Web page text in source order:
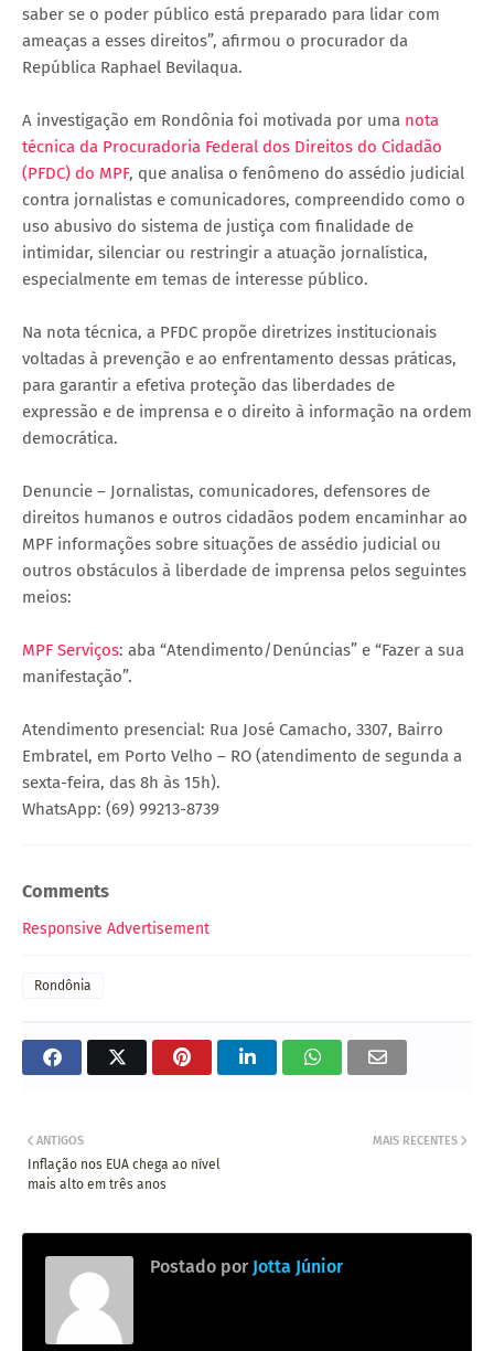
saber se o poder público está preparado para lidar com
ameaças a esses direitos”, afirmou o procurador da
República Raphael Bevilaqua.
A investigação em Rondônia foi motivada por uma nota
técnica da Procuradoria Federal dos Direitos do Cidadão
(PFDC) do MPF, que analisa o fenômeno do assédio judicial
contra jornalistas e comunicadores, compreendido como o
uso abusivo do sistema de justiça com finalidade de
intimidar, silenciar ou restringir a atuação jornalística,
especialmente em temas de interesse público.
Na nota técnica, a PFDC propõe diretrizes institucionais
voltadas à prevenção e ao enfrentamento dessas práticas,
para garantir a efetiva proteção das liberdades de
expressão e de imprensa e o direito à informação na ordem
democrática.
Denuncie – Jornalistas, comunicadores, defensores de
direitos humanos e outros cidadãos podem encaminhar ao
MPF informações sobre situações de assédio judicial ou
outros obstáculos à liberdade de imprensa pelos seguintes
meios:
MPF Serviços: aba “Atendimento/Denúncias” e “Fazer a sua
manifestação”.
Atendimento presencial: Rua José Camacho, 3307, Bairro
Embratel, em Porto Velho – RO (atendimento de segunda a
sexta-feira, das 8h às 15h).
WhatsApp: (69) 99213-8739
Comments
Responsive Advertisement
Rondônia
MAIS RECENTES
ANTIGOS
Inflação nos EUA chega ao nível
mais alto em três anos
Postado por Jotta Júnior